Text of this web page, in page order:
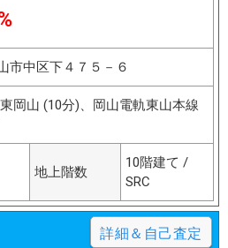
市中区下４７５－６
岡山 (10分)、岡山電軌東山本線
地上階数
10階建て /
SRC
詳細＆自己査定